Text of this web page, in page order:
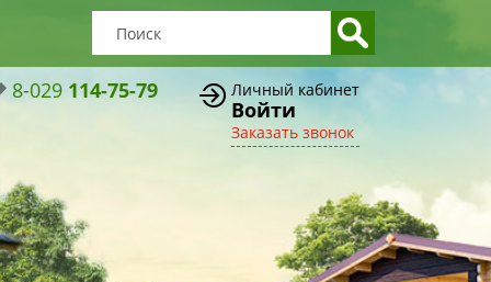
8-029 114-75-79 Личный кабинет
Войти
Заказать звонок